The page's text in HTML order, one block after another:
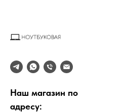
Наш магазин по
адресу: